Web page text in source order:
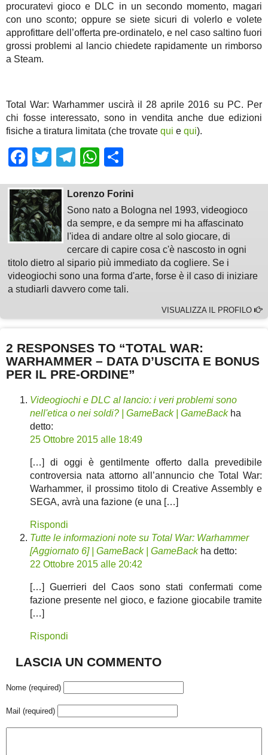
procuratevi gioco e DLC in un secondo momento, magari
con uno sconto; oppure se siete sicuri di volerlo e volete
approfittare dell’offerta pre-ordinatelo, e nel caso saltino fuori
grossi problemi al lancio chiedete rapidamente un rimborso
a Steam.
Total War: Warhammer uscirà il 28 aprile 2016 su PC. Per
chi fosse interessato, sono in vendita anche due edizioni
fisiche a tiratura limitata (che trovate qui e qui).
Facebook
TwitterTelegram
WhatsApp
Lorenzo Forini
Sono nato a Bologna nel 1993, videogioco
da sempre, e da sempre mi ha affascinato
l'idea di andare oltre al solo giocare, di
cercare di capire cosa c'è nascosto in ogni
titolo dietro al sipario più immediato da cogliere. Se i
videogiochi sono una forma d'arte, forse è il caso di iniziare
a studiarli davvero come tali.
VISUALIZZA IL PROFILO
2 RESPONSES TO “TOTAL WAR:
WARHAMMER – DATA D’USCITA E BONUS
PER IL PRE-ORDINE”
Videogiochi e DLC al lancio: i veri problemi sono
nell'etica o nei soldi? | GameBack | GameBack ha
detto:
25 Ottobre 2015 alle 18:49
[…] di oggi è gentilmente offerto dalla prevedibile
controversia nata attorno all’annuncio che Total War:
Warhammer, il prossimo titolo di Creative Assembly e
SEGA, avrà una fazione (e una […]
Rispondi
Tutte le informazioni note su Total War: Warhammer
[Aggiornato 6] | GameBack | GameBack ha detto:
22 Ottobre 2015 alle 20:42
[…] Guerrieri del Caos sono stati confermati come
fazione presente nel gioco, e fazione giocabile tramite
[…]
Rispondi
LASCIA UN COMMENTO
Nome (required)
Mail (required)